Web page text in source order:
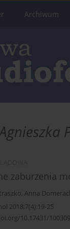
Archiwum
zaburzenia
, Anna
2018;7(4):19-25
10.17431/